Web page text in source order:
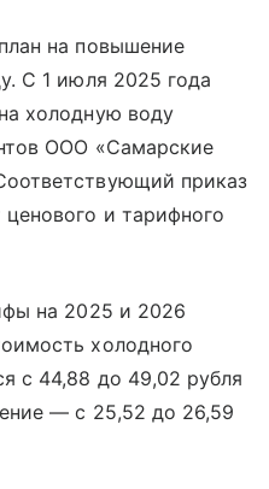
на повышение
С 1 июля 2025 года
холодную воду
ООО «Самарские
приказ
и тарифного
на 2025 и 2026
холодного
с 44,88 до 49,02 рубля
— с 25,52 до 26,59